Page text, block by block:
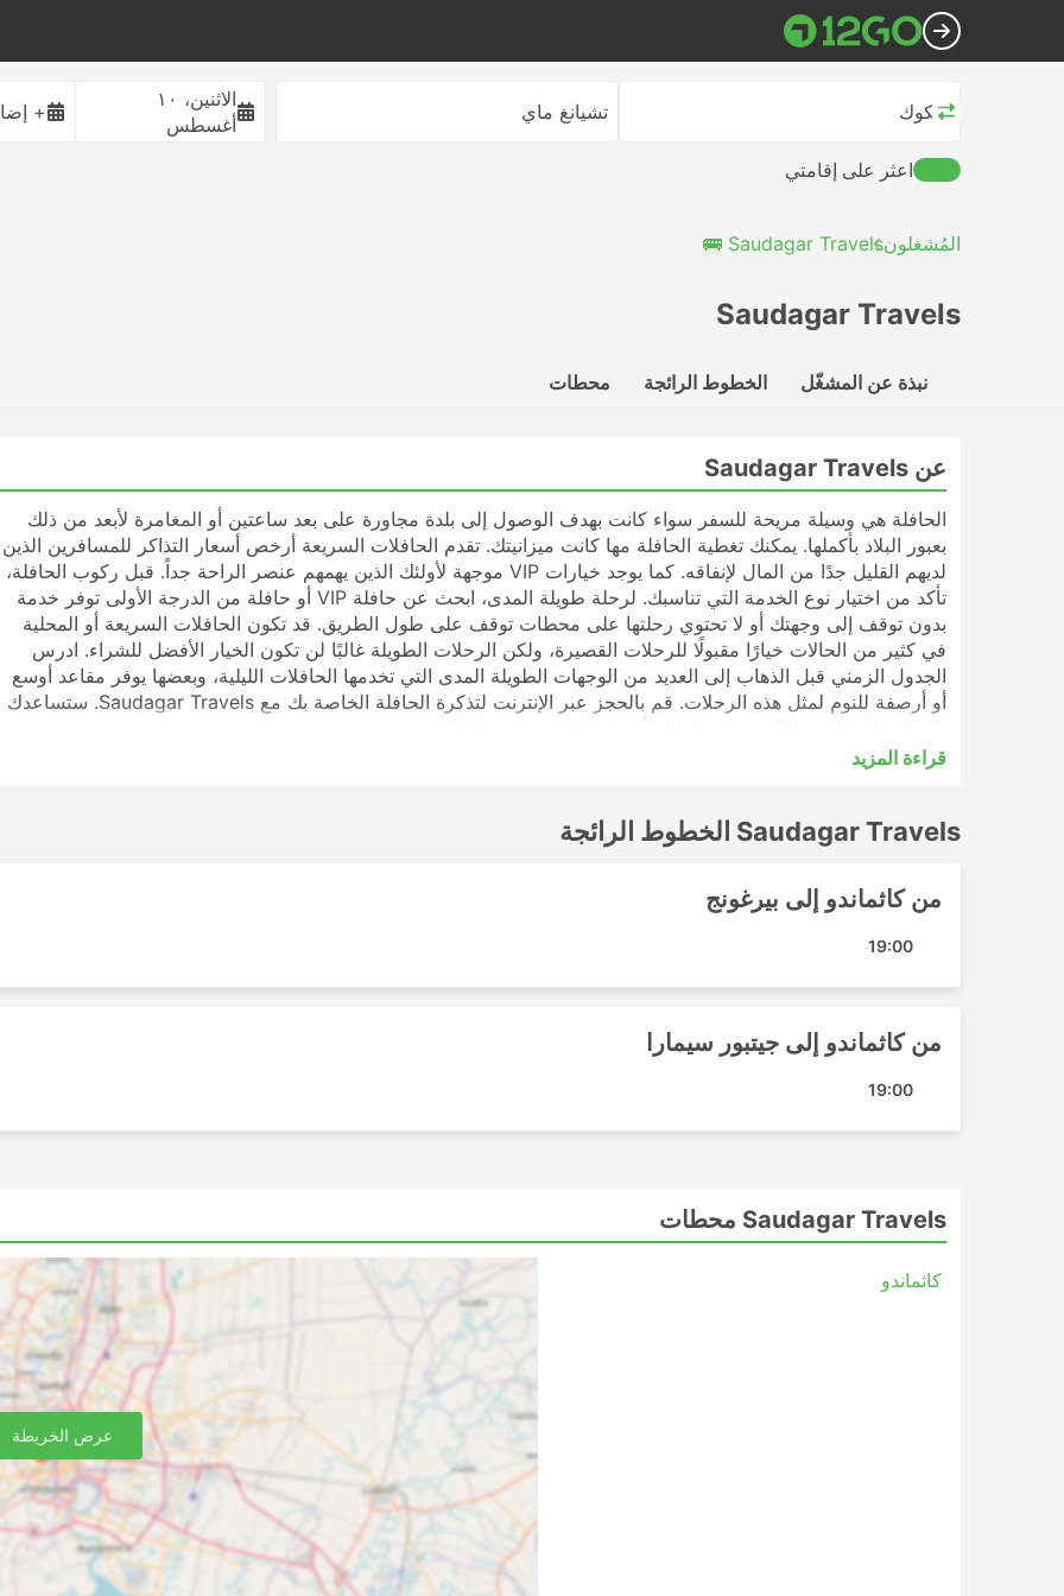
بانكوك تشيانغ ماي
الاثنين، ١٠
أغسطس
+
اعثر على إقامتي
المُشغلونSaudagar Travels 🚌
Saudagar Travels
نبذة عن المشغّل
الخطوط الرائجة محطات
عن Saudagar Travels
الحافلة هي وسيلة مريحة للسفر سواء كانت بهدف الوصول إلى بلدة مجاورة على بعد ساعتين أو المغامرة لأبعد من ذلك
بعبور البلاد بأكملها. يمكنك تغطية الحافلة مها كانت ميزانيتك. تقدم الحافلات السريعة أرخص أسعار التذاكر للمسافرين الذين
لديهم القليل جدًا من المال لإنفاقه. كما يوجد خيارات VIP موجهة لأولئك الذين يهمهم عنصر الراحة جداً. قبل ركوب الحافلة،
تأكد من اختيار نوع الخدمة التي تناسبك. لرحلة طويلة المدى، ابحث عن حافلة VIP أو حافلة من الدرجة الأولى توفر خدمة
بدون توقف إلى وجهتك أو لا تحتوي رحلتها على محطات توقف على طول الطريق. قد تكون الحافلات السريعة أو المحلية
في كثير من الحالات خيارًا مقبولًا للرحلات القصيرة، ولكن الرحلات الطويلة غالبًا لن تكون الخيار الأفضل للشراء. ادرس
الجدول الزمني قبل الذهاب إلى العديد من الوجهات الطويلة المدى التي تخدمها الحافلات الليلية، وبعضها يوفر مقاعد أوسع
أو أرصفة للنوم لمثل هذه الرحلات. قم بالحجز عبر الإنترنت لتذكرة الحافلة الخاصة بك مع Saudagar Travels. ستساعدك
Saudagar Travels أشهر الوجهات
تشمل المحطات الرئيسية التي تغطيها حافلات Saudagar Travels ما يلي:
كاثماندو - بيرغونج
Saudagar Travels أسعار التذاكر وفئات الحافلات
أرخص الرحلات بواسطة حافلات من الدرجة الأولى. قد يتم تسميتها محلية أو سريعة أو عادية. هذه اختيار جيد للرحلات
القصيرة. إن حافلات VIP أو حفلات النوم من الدرجة الأولى الذين يعدون جيدون للرحلات الطويلة والمبيت= قد يوفرون
أرصفة أو مقاعد مائلة ناعمة واسعة، وأحيانًا مع خيارات تدليك مدمجة، وبطانيات، ومشروبات غازية، ووجبات خفيفة، أو
المزيد من الوجبات الأساسية على متن الطائرة أو أثناء وقت المرحاض أو التزود بالوقود. يتيح لك السفر بالحافلات الليلية
توفير المال بالاستغناء عن حجز في غرفة الفندق، ولكن لضمان الرحلة الأكثر راحة، اختر فئة الحافلة الخاصة بك بحكمة.
تعتمد الأسعار دائمًا على المسافة التي تقطعها ونوع الحافلة. لبعض المسافرين، حتى في الرحلات القصيرة، فإن الأمر
يستحق استثمار بعض الأموال الإضافية وشراء مقعد في حافلة VIP حيث يمكن أن يوفر لك ضعف الوقت الذي تقضيه في
الحافلة هي الخيار الأفضل للوصول إلى الوجهات غير المتصلة بالسكك الحديدية أو الطائرات. غالبًا ما تغطي شبكة
على عكس السفر الجوي وبعض الأحيان في حال السفر بالسكك الحديدية، فإن ركوب الحافلة لا يتطلب الوصول إلى
قراءة المزيد
Saudagar Travels الخطوط الرائجة
من كاثماندو إلى بيرغونج
19:00
من كاثماندو إلى جيتبور سيمارا
19:00
Saudagar Travels محطات
كاثماندو
عرض الخريطة